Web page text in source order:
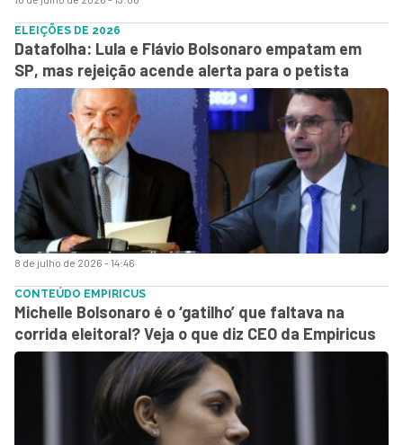
8 de julho de 2026 - 14:46
ELEIÇÕES DE 2026
Datafolha: Lula e Flávio Bolsonaro empatam em
SP, mas rejeição acende alerta para o petista
CONTEÚDO EMPIRICUS
Michelle Bolsonaro é o ‘gatilho’ que faltava na
corrida eleitoral? Veja o que diz CEO da Empiricus